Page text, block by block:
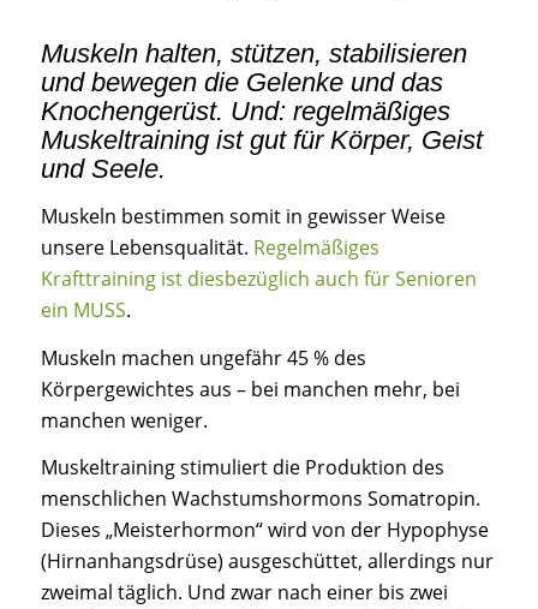
Muskeln halten, stützen, stabilisieren
und bewegen die Gelenke und das
Knochengerüst. Und: regelmäßiges
Muskeltraining ist gut für Körper, Geist
und Seele.
Muskeln bestimmen somit in gewisser Weise
unsere Lebensqualität. Regelmäßiges
Krafttraining ist diesbezüglich auch für Senioren
ein MUSS.
Muskeln machen ungefähr 45 % des
Körpergewichtes aus – bei manchen mehr, bei
manchen weniger.
Muskeltraining stimuliert die Produktion des
menschlichen Wachstumshormons Somatropin.
Dieses „Meisterhormon“ wird von der Hypophyse
(Hirnanhangsdrüse) ausgeschüttet, allerdings nur
zweimal täglich. Und zwar nach einer bis zwei